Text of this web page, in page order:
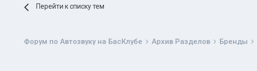
Перейти к списку тем
Форум по Автозвуку на БасКлубе Архив Разделов Бренды